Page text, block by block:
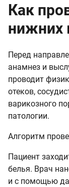
Как
нижних
Перед
анамнез и
проводит
отеков,
варикозного
патологии.
Алгоритм
Пациент
белья. Врач
и с помощью